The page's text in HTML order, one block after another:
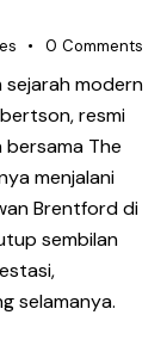
0 Comments
sejarah modern
resmi
bersama The
menjalani
Brentford di
sembilan
selamanya.